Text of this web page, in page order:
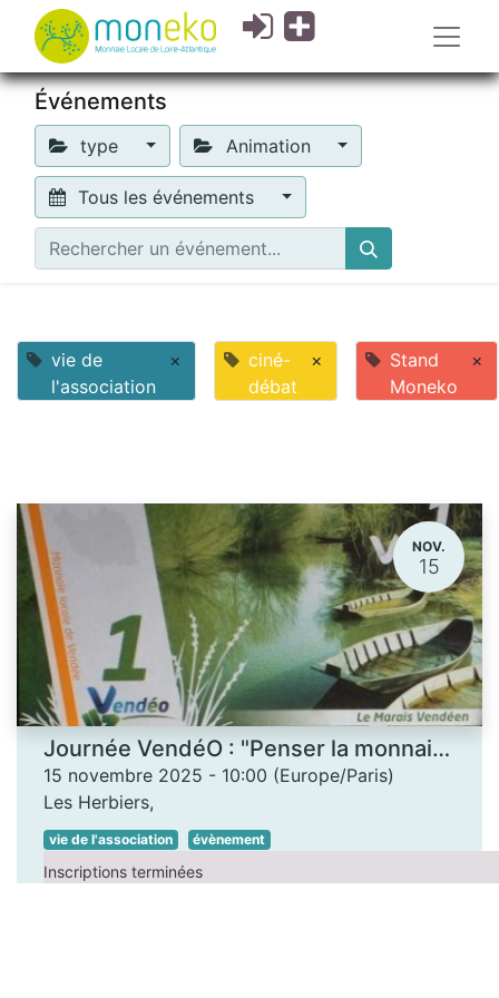
Événements
type Animation
Tous les événements
vie de
l'association
×
ciné-
débat
×
Stand
Moneko
×
NOV.
15
Journée VendéO : "Penser la monnaie... autrement"
15 novembre 2025 - 10:00 (Europe/Paris)
Les Herbiers,
vie de l'association évènement
Inscriptions terminées